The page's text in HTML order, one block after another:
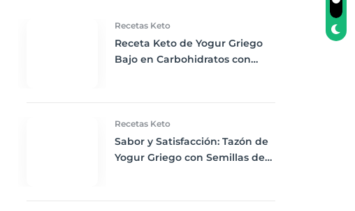
Recetas Keto
Receta Keto de Yogur Griego
Bajo en Carbohidratos con
Recetas Keto
Sabor y Satisfacción: Tazón de
Yogur Griego con Semillas de